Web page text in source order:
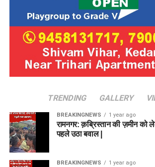
TRENDING GALLERY
BREAKINGNEWS 1 year ago
रामनगर: क़ब्रिस्तान की ज़मीन को
पहले उठा बवाल |
BREAKINGNEWS 1 year ago